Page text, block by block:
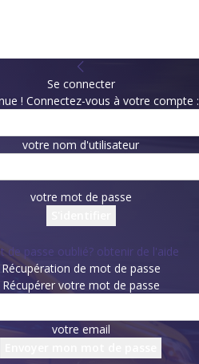
Se connecter
! Connectez-vous à votre compte :
votre nom d'utilisateur
votre mot de passe
de passe oublié? obtenir de l'aide
Récupération de mot de passe
Récupérer votre mot de passe
votre email